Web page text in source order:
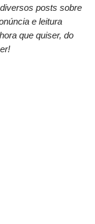
posts sobre
e leitura
que quiser, do